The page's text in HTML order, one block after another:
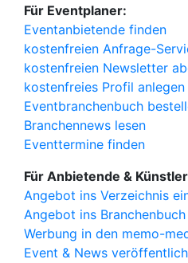
Für Eventplaner:
Eventanbietende finden
kostenfreien Anfrage-
kostenfreien Newsletter
kostenfreies Profil anlegen
Eventbranchenbuch
Branchennews lesen
Eventtermine finden
Für Anbietende &
Angebot ins Verzeichnis
Angebot ins
Werbung in den memo-
Event & News